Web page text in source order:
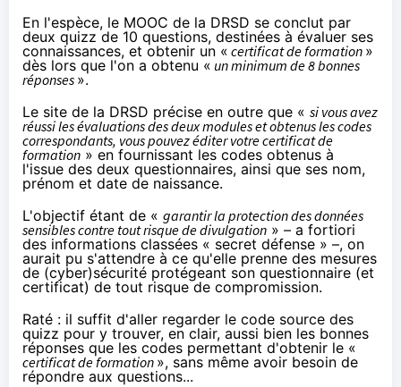
En l'espèce, le MOOC de la DRSD se conclut par
deux quizz de 10 questions, destinées à évaluer ses
connaissances, et obtenir un « certificat de formation »
dès lors que l'on a obtenu « un minimum de 8 bonnes
réponses ».
Le site de la DRSD précise en outre que « si vous avez
réussi les évaluations des deux modules et obtenus les codes
correspondants, vous pouvez éditer votre certificat de
formation » en fournissant les codes obtenus à
l'issue des deux questionnaires, ainsi que ses nom,
prénom et date de naissance.
L'objectif étant de « garantir la protection des données
sensibles contre tout risque de divulgation » – a fortiori
des informations classées « secret défense » –, on
aurait pu s'attendre à ce qu'elle prenne des mesures
de (cyber)sécurité protégeant son questionnaire (et
certificat) de tout risque de compromission.
Raté : il suffit d'aller regarder le code source des
quizz pour y trouver, en clair, aussi bien les bonnes
réponses que les codes permettant d'obtenir le «
certificat de formation », sans même avoir besoin de
répondre aux questions...